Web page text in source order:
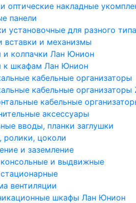
оптические накладные
панели
установочные для разного
вставки и механизмы
и колпачки Лан Юнион
к шкафам Лан Юнион
кабельные организаторы
кабельные организаторы
кабельные
аксессуары
вводы, планки заглушки
ролики, цоколи
и заземление
и выдвижные
вентиляции
шкафы Лан Юнион